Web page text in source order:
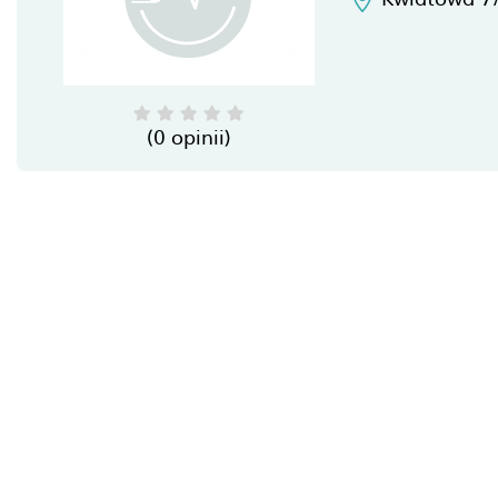
(0 opinii)